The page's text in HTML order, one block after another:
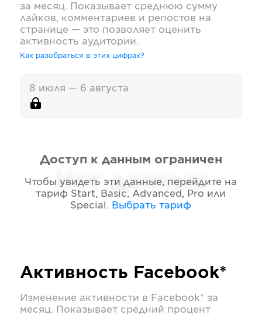
за месяц. Показывает среднюю сумму
лайков, комментариев и репостов на
странице — это позволяет оценить
активность аудитории.
Как разобраться в этих цифрах?
8 июля — 6 августа
Нет данных
Доступ к данным ограничен
Чтобы увидеть эти данные, перейдите на
тариф Start, Basic, Advanced, Pro или
Special . Выбрать тариф
Активность Facebook*
Изменение активности в Facebook* за
месяц. Показывает средний процент